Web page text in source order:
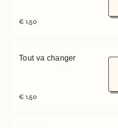
€ 1,50
Tout va changer
€ 1,50